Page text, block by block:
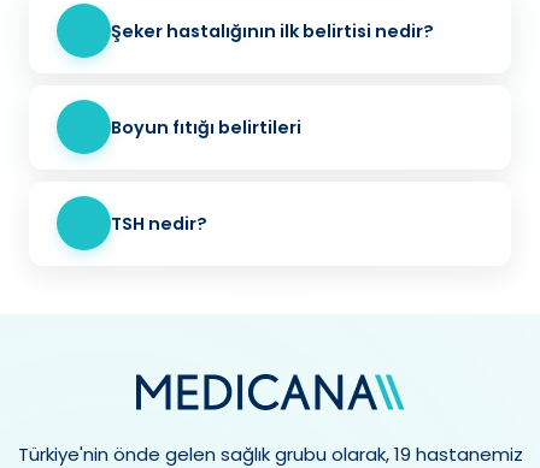
Şeker hastalığının ilk belirtisi nedir?
Boyun fıtığı belirtileri
TSH nedir?
Türkiye'nin önde gelen sağlık grubu olarak, 19 hastanemiz